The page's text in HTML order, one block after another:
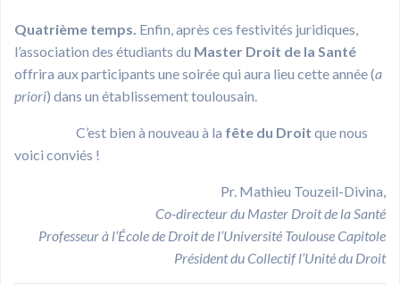
Quatrième temps Enfin, après ces festivités juridiques,
l’association des étudiants du Master Droit de la Santé
offrira aux participants une soirée qui aura lieu cette année (a
priori) dans un établissement toulousain.
C’est bien à nouveau à la fête du Droit que nous
voici conviés !
Pr. Mathieu Touzeil-Divina,
Co-directeur du Master Droit de la Santé
Professeur à l’École de Droit de l’Université Toulouse Capitole
Président du Collectif l’Unité du Droit